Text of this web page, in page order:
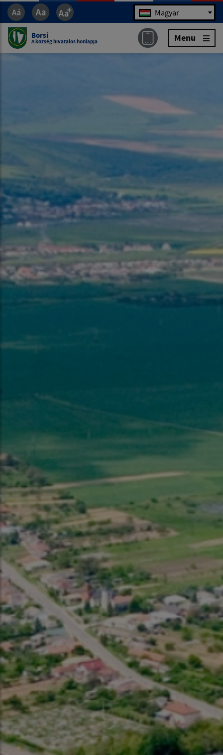
Jazyk Magyar
Borsi
A község hivatalos honlapja Menu